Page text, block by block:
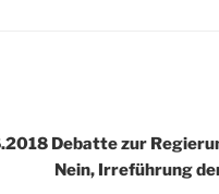
Debatte zur
Nein, Irreführung